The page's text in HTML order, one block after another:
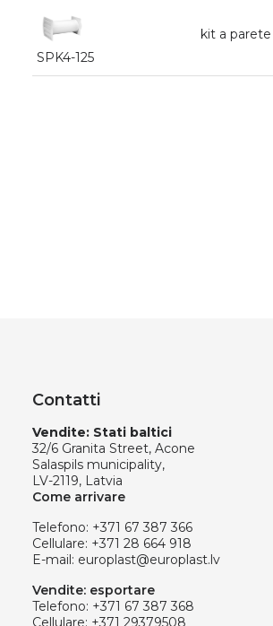
SPK4-125
kit a
Contatti
Vendite: Stati baltici
32/6 Granita Street, Acone
Salaspils municipality,
LV-2119, Latvia
Come arrivare
Telefono: +371 67 387 366
Cellulare: +371 28 664 918
E-mail: europlast@europlast.lv
Vendite: esportare
Telefono: +371 67 387 368
Cellulare: +371 29379508